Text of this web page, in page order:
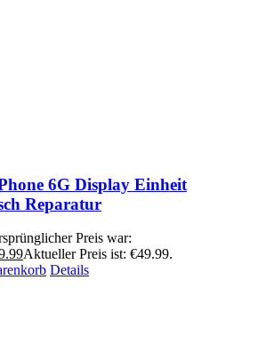
6G Display Einheit
Reparatur
Preis war:
Aktueller Preis ist: €49.99.
Details